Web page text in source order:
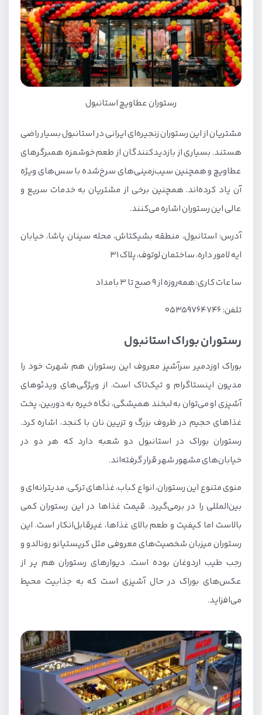
رستوران عطاویچ استانبول
مشتریان از این رستوران زنجیره‌ای ایرانی در استانبول بسیار راضی
هستند. بسیاری از بازدیدکنندگان از طعم خوشمزه همبرگرهای
عطاویچ و همچنین سیب‌زمینی‌های سرخ‌شده با سس‌های ویژه
آن یاد کرده‌اند. همچنین برخی از مشتریان به خدمات سریع و
عالی این رستوران اشاره می‌کنند.
آدرس: استانبول، منطقه بشیکتاش، محله سینان پاشا، خیابان
ایه لامور داره، ساختمان لوتوف، پلاک ۳۱
ساعات کاری: همه‌روزه از ۹ صبح تا ۳ بامداد
تلفن: ۰۵۳۵۹۷۶۴۷۴۶
رستوران بوراک استانبول
بوراک اوزدمیر سرآشپز معروف این رستوران هم شهرت خود را
مدیون اینستاگرام و تیک‌تاک است. از ویژگی‌های ویدئوهای
آشپزی او می‌توان به لبخند همیشگی، نگاه خیره به دوربین، پخت
غذاهای حجیم در ظروف بزرگ و تزیین نان با کنجد، اشاره کرد.
رستوران بوراک در استانبول دو شعبه دارد که هر دو در
خیابان‌های مشهور شهر قرار گرفته‌اند.
منوی متنوع این رستوران، انواع کباب، غذاهای ترکی، مدیترانه‌ای و
بین‌المللی را در برمی‌گیرد. قیمت غذاها در این رستوران کمی
بالاست اما کیفیت و طعم بالای غذاها، غیرقابل‌انکار است. این
رستوران میزبان شخصیت‌های معروفی مثل کریستیانو رونالدو و
رجب طیب اردوغان بوده است. دیوارهای رستوران هم پر از
عکس‌های بوراک در حال آشپزی است که به جذابیت محیط
می‌افزاید.